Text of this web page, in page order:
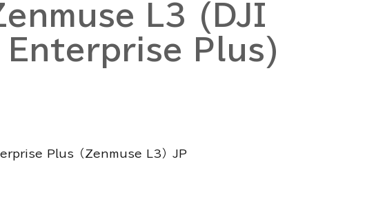
L3 (DJI
Enterprise Plus)
Plus（Zenmuse L3）JP